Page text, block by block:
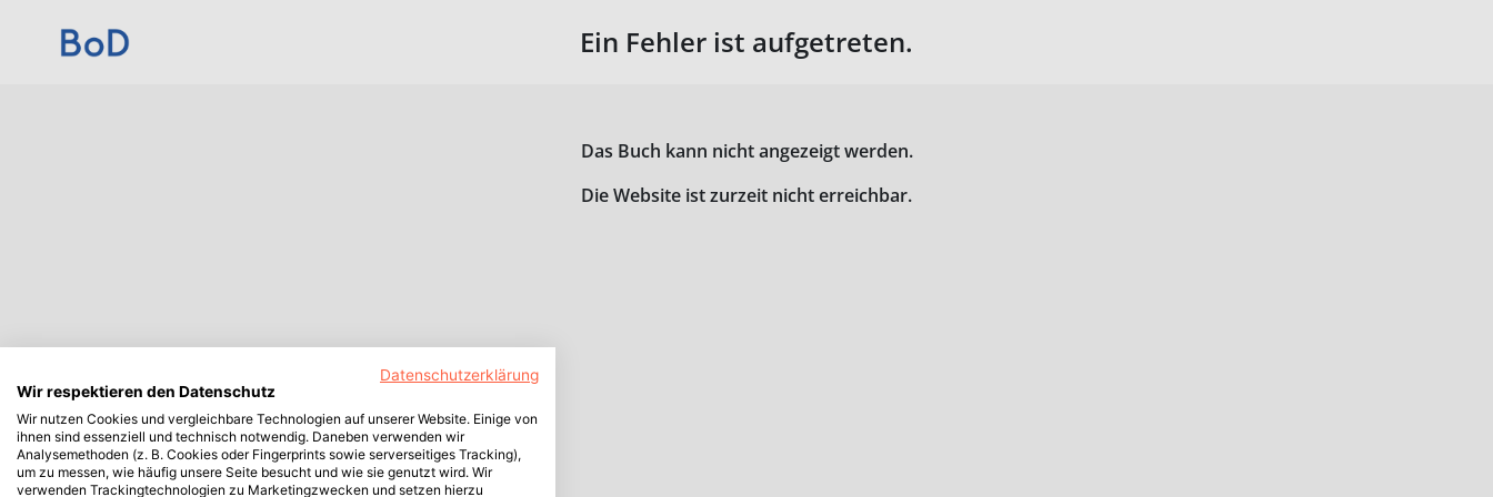
Ein Fehler ist aufgetreten.
Das Buch kann nicht angezeigt werden.
Die Website ist zurzeit nicht erreichbar.
Datenschutzerklärung
Wir respektieren den Datenschutz
Wir nutzen Cookies und vergleichbare Technologien auf unserer Website. Einige von
ihnen sind essenziell und technisch notwendig. Daneben verwenden wir
Analysemethoden (z. B. Cookies oder Fingerprints sowie serverseitiges Tracking),
um zu messen, wie häufig unsere Seite besucht und wie sie genutzt wird. Wir
verwenden Trackingtechnologien zu Marketingzwecken und setzen hierzu